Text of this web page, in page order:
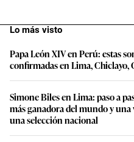
Lo más visto
Papa León XIV en Perú: estas
confirmadas en Lima, Chiclayo,
Simone Biles en Lima: paso a
más ganadora del mundo y
una selección nacional